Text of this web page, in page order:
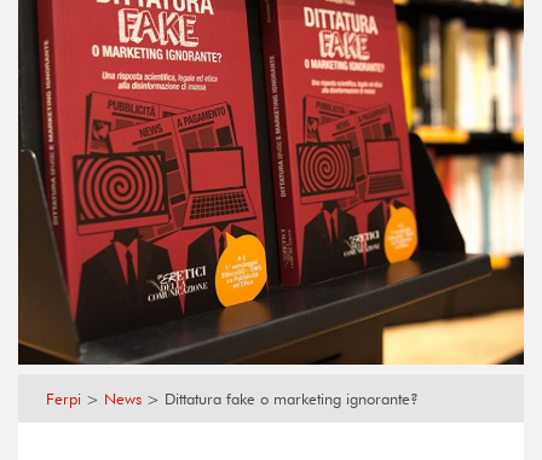
Ferpi > News > Dittatura fake o marketing ignorante?